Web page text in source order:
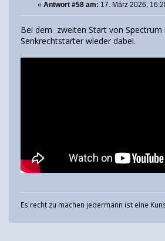
« Antwort #58 am: 17. März 2026,
Bei dem zweiten Start von Spectrum
Senkrechtstarter wieder dabei.
Es recht zu machen jedermann ist eine